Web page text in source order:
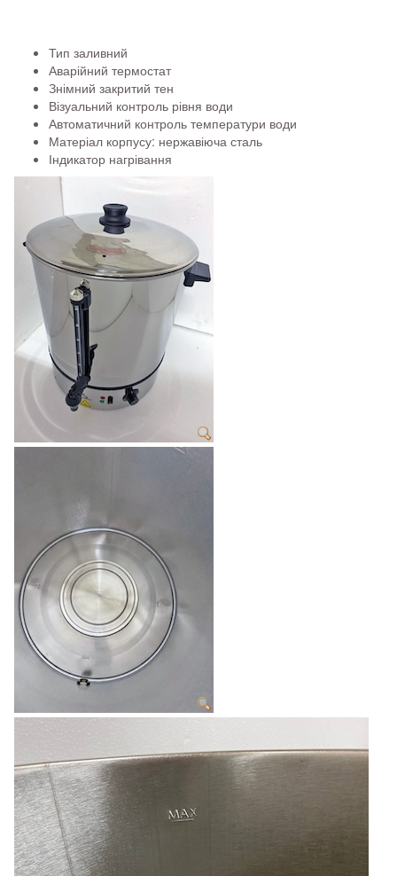
Тип заливний
Аварійний термостат
Знімний закритий тен
Візуальний контроль рівня води
Автоматичний контроль температури води
Матеріал корпусу: нержавіюча сталь
Індикатор нагрівання